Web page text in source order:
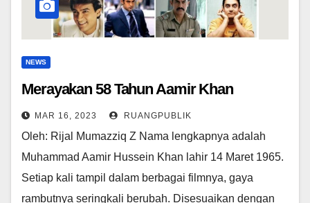
NEWS
Merayakan 58 Tahun Aamir Khan
MAR 16, 2023 RUANGPUBLIK
Oleh: Rijal Mumazziq Z Nama lengkapnya adalah
Muhammad Aamir Hussein Khan lahir 14 Maret 1965.
Setiap kali tampil dalam berbagai filmnya, gaya
rambutnya seringkali berubah. Disesuaikan dengan